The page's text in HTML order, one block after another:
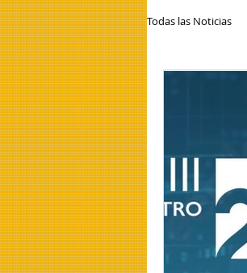
Todas las Noticias